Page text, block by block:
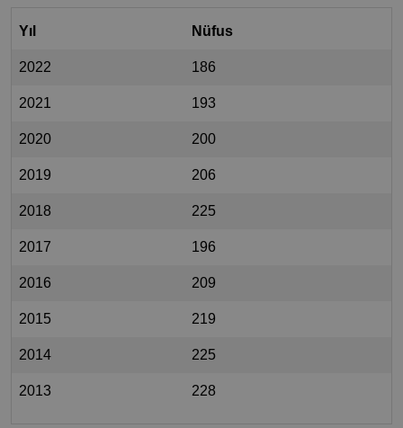
Yıl Nüfus
2022 186
2021 193
2020 200
2019 206
2018 225
2017 196
2016 209
2015 219
2014 225
2013 228